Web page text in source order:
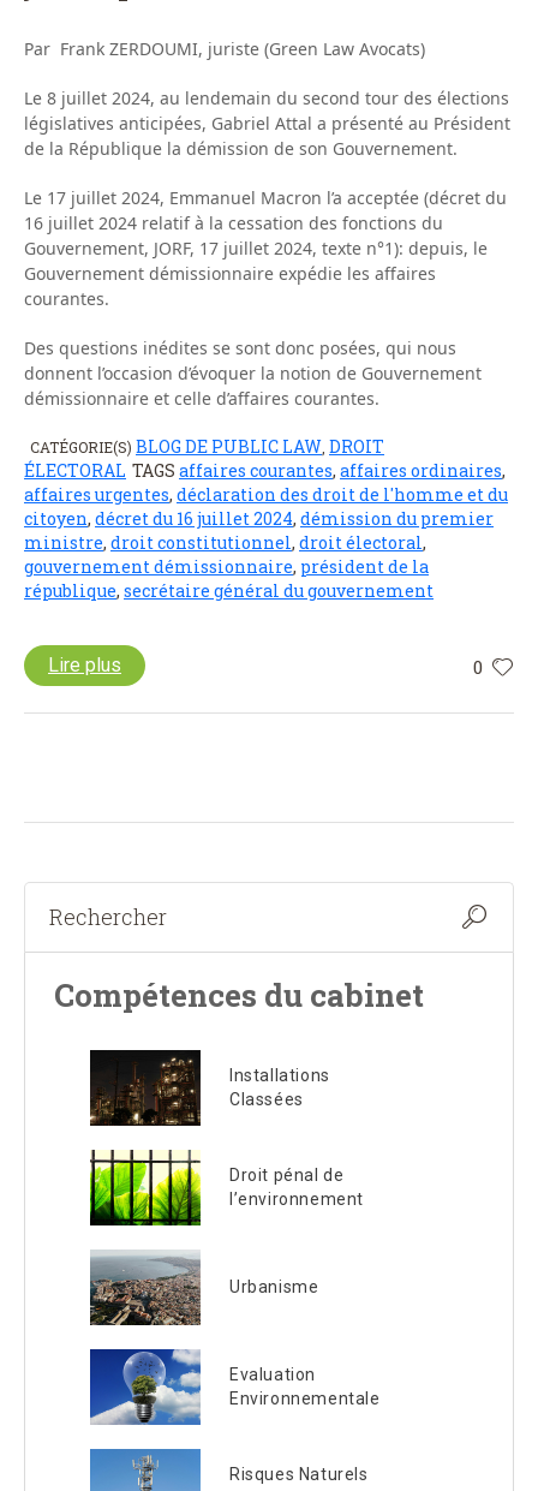
Par Frank ZERDOUMI, juriste (Green Law Avocats)
Le 8 juillet 2024, au lendemain du second tour des élections
législatives anticipées, Gabriel Attal a présenté au Président
de la République la démission de son Gouvernement.
Le 17 juillet 2024, Emmanuel Macron l’a acceptée (décret du
16 juillet 2024 relatif à la cessation des fonctions du
Gouvernement, JORF, 17 juillet 2024, texte n°1): depuis, le
Gouvernement démissionnaire expédie les affaires
courantes.
Des questions inédites se sont donc posées, qui nous
donnent l’occasion d’évoquer la notion de Gouvernement
démissionnaire et celle d’affaires courantes.
CATÉGORIE(S) BLOG DE PUBLIC LAW DROIT
ÉLECTORAL TAGS affaires courantes, affaires ordinaires,
affaires urgentes, déclaration des droit de l'homme et du
citoyen, décret du 16 juillet 2024, démission du premier
ministre, droit constitutionnel, droit électoral,
gouvernement démissionnaire, président de la
république, secrétaire général du gouvernement
0
Lire plus
Compétences du cabinet
Installations
Classées
Droit pénal de
l’environnement
Urbanisme
Evaluation
Environnementale
Risques Naturels